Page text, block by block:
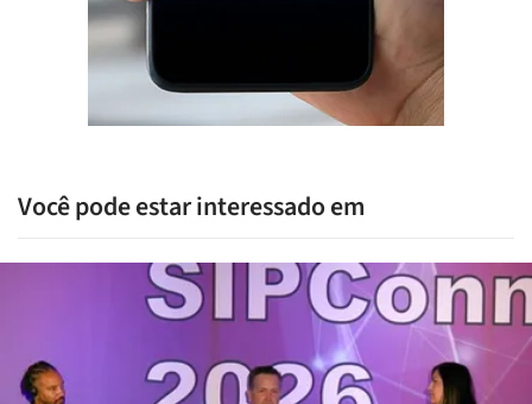
Você pode estar interessado em